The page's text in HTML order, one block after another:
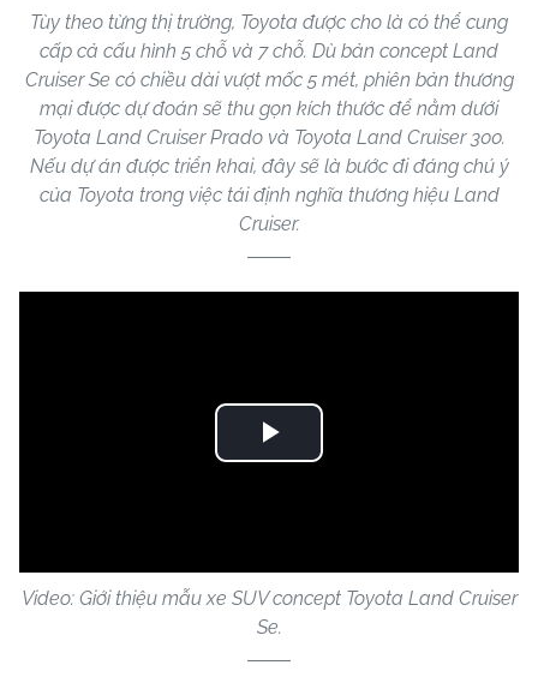
Tùy theo từng thị trường, Toyota được cho là có thể cung
cấp cả cấu hình 5 chỗ và 7 chỗ. Dù bản concept Land
Cruiser Se có chiều dài vượt mốc 5 mét, phiên bản thương
mại được dự đoán sẽ thu gọn kích thước để nằm dưới
Toyota Land Cruiser Prado và Toyota Land Cruiser 300.
Nếu dự án được triển khai, đây sẽ là bước đi đáng chú ý
của Toyota trong việc tái định nghĩa thương hiệu Land
Cruiser.
Play
Video: Giới thiệu mẫu xe SUV concept Toyota Land Cruiser
Se.